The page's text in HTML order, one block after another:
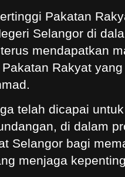
Pakatan
Selangor di
mendapatkan
Rakyat
telah dicapai
di dalam
Selangor bagi
menjaga